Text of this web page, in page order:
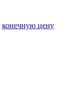
конечную цену